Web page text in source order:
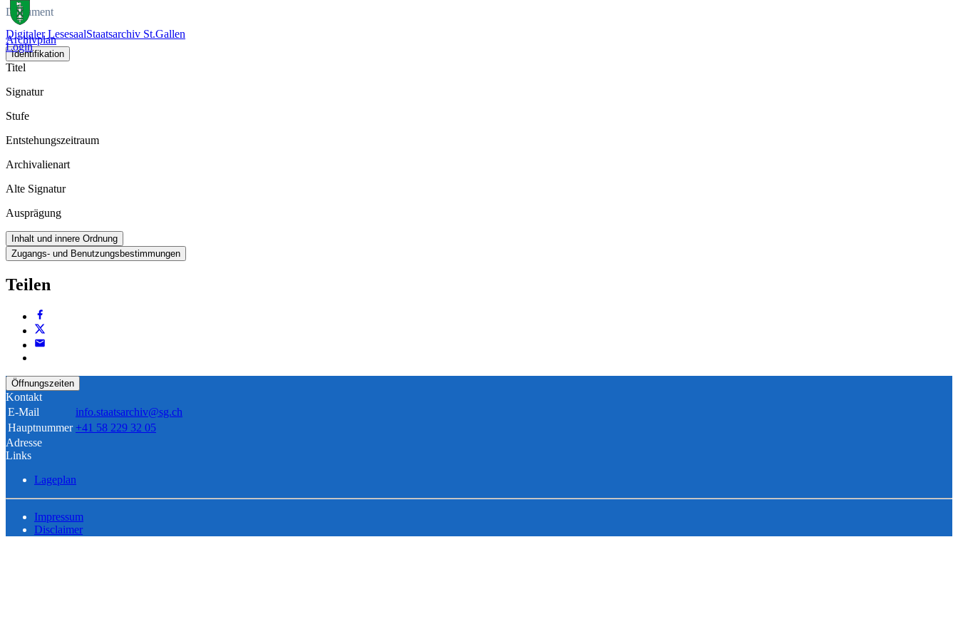
Digitaler LesesaalStaatsarchiv St.Gallen
Login
Dokument
Archivplan
Identifikation
Titel
Signatur
Stufe
Entstehungszeitraum
Archivalienart
Alte Signatur
Ausprägung
Inhalt und innere Ordnung
Zugangs- und Benutzungsbestimmungen
Teilen
Öffnungszeiten
Kontakt
E-Mail
info.staatsarchiv@sg.ch
Hauptnummer +41 58 229 32 05
Adresse
Links
Lageplan
Impressum
Disclaimer